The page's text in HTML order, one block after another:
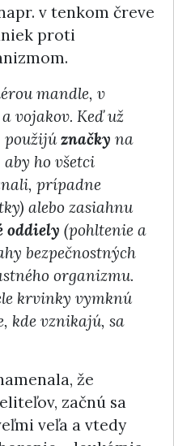
v tenkom čreve
proti
mandle, v
vojakov. Keď už
použijúznačky na
ho všetci
prípadne
alebo zasiahnu
oddiely (pohltenie a
bezpečnostných
organizmu.
krvinky vymknú
kde vznikajú, sa
že
začnú sa
veľa a vtedy